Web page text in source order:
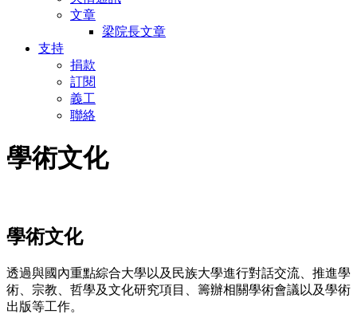
文章
梁院長文章
支持
捐款
訂閱
義工
聯絡
學術文化
學術文化
透過與國內重點綜合大學以及民族大學進行對話交流、推進學
術、宗教、哲學及文化研究項目、籌辦相關學術會議以及學術
出版等工作。